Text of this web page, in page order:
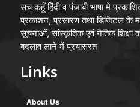
सच कहूँ हिंदी व पंजाबी भाषा मे
प्रकाशन, प्रसारण तथा डिजिटल के
सूचनाओं, सांस्कृतिक एवं नैतिक शिक्षा
बदलाव लाने में प्रयासरत
Links
About Us